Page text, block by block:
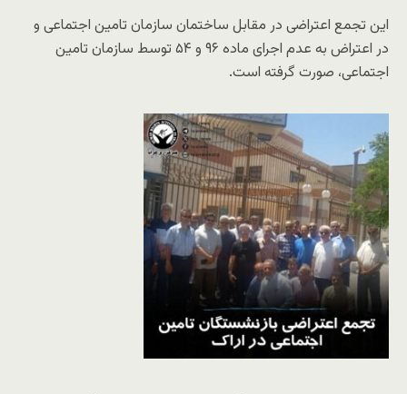
این تجمع اعتراضی در مقابل ساختمان سازمان تامین اجتماعی و
در اعتراض به عدم اجرای ماده ۹۶ و ۵۴ توسط سازمان تامین
اجتماعی، صورت گرفته است.